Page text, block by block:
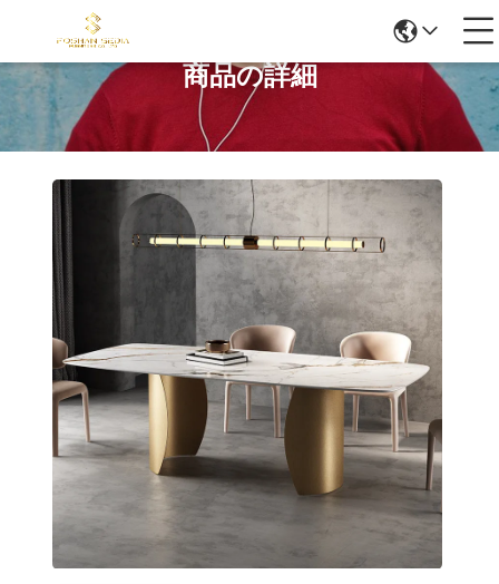
商品の詳細